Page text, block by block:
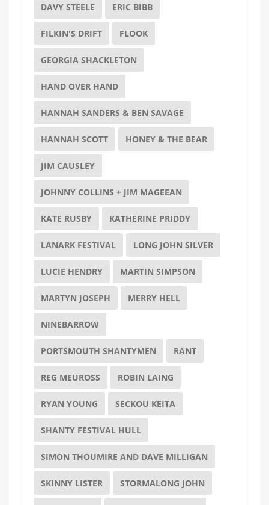
DAVY STEELE ERIC BIBB
FILKIN'S DRIFT FLOOK
GEORGIA SHACKLETON
HAND OVER HAND
HANNAH SANDERS & BEN SAVAGE
HANNAH SCOTT HONEY & THE BEAR
JIM CAUSLEY
JOHNNY COLLINS + JIM MAGEEAN
KATE RUSBY KATHERINE PRIDDY
LANARK FESTIVAL LONG JOHN SILVER
LUCIE HENDRY MARTIN SIMPSON
MARTYN JOSEPH MERRY HELL
NINEBARROW
PORTSMOUTH SHANTYMEN RANT
REG MEUROSS ROBIN LAING
RYAN YOUNG SECKOU KEITA
SHANTY FESTIVAL HULL
SIMON THOUMIRE AND DAVE MILLIGAN
SKINNY LISTER STORMALONG JOHN